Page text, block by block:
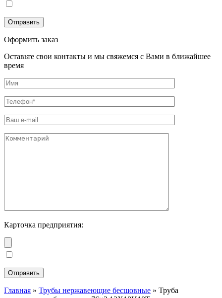
Оформить заказ
Оставьте свои контакты и мы свяжемся с Вами в ближайшее
время
Карточка предприятия:
Главная » Трубы нержавеющие бесшовные » Труба